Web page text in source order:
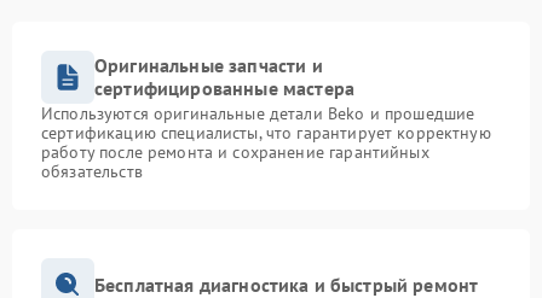
Оригинальные запчасти и
сертифицированные мастера
Используются оригинальные детали Beko и прошедшие
сертификацию специалисты, что гарантирует корректную
работу после ремонта и сохранение гарантийных
обязательств
Бесплатная диагностика и быстрый ремонт